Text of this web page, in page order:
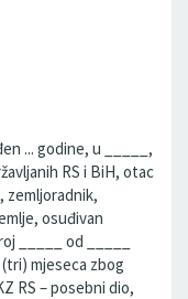
... godine, u _____,
RS i BiH, otac
zemljoradnik,
osuđivan
_____ od _____
mjeseca zbog
RS – posebni dio,